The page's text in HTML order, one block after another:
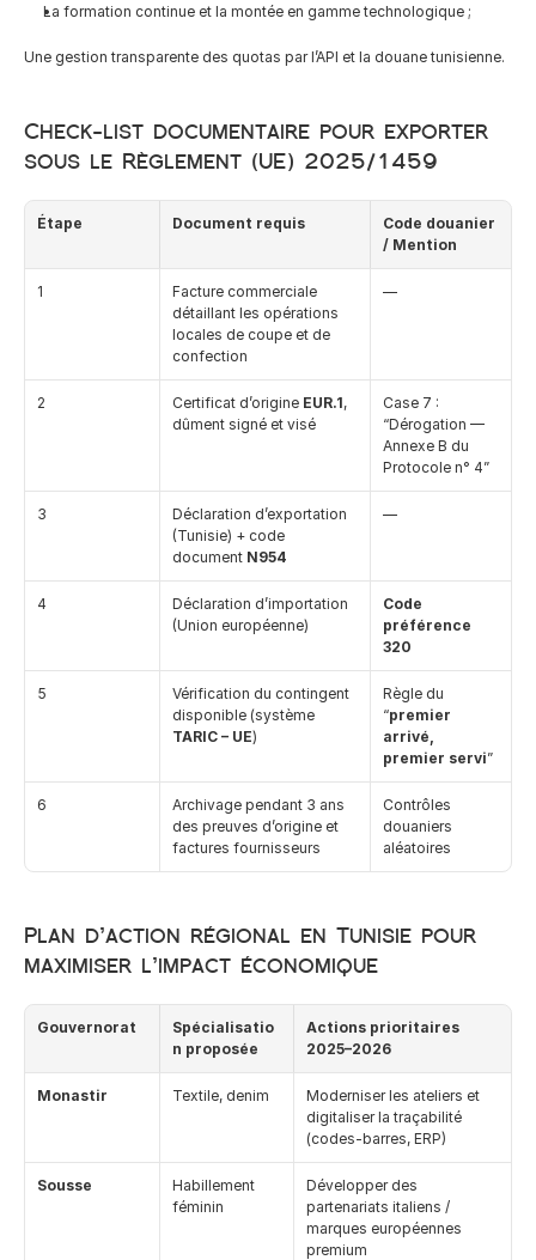
La formation continue et la montée en gamme technologique ;
Une gestion transparente des quotas par l’API et la douane tunisienne.
Check-list documentaire pour exporter
sous le Règlement (UE) 2025/1459
Étape Document requis
Code douanier
/ Mention
1
Facture commerciale
détaillant les opérations
locales de coupe et de
confection
—
2 Certificat d’origine EUR.1,
dûment signé et visé
Case 7 :
“Dérogation —
Annexe B du
Protocole n° 4”
3
Déclaration d’exportation
(Tunisie) + code
document N954
—
4
Déclaration d’importation
(Union européenne)
Code
préférence
320
5
Vérification du contingent
TARIC – UE)
Règle du
“premier
arrivé,
premier servi”
6
Archivage pendant 3 ans
des preuves d’origine et
factures fournisseurs
Contrôles
douaniers
aléatoires
Plan d’action régional en Tunisie pour
maximiser l’impact économique
Gouvernorat
Spécialisatio
n proposée
Actions prioritaires
2025–2026
Monastir Textile, denim
Moderniser les ateliers et
digitaliser la traçabilité
(codes-barres, ERP)
Sousse
Habillement
féminin
Développer des
partenariats italiens /
marques européennes
premium